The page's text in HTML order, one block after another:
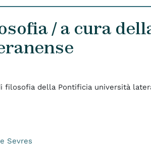
/ a cura
della Pontificia università
Sevres